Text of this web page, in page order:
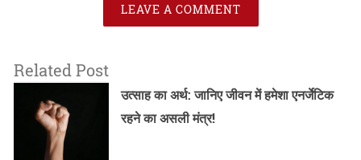
LEAVE A COMMENT
Related Post
उत्साह का अर्थ: जानिए जीवन में हमेशा एनर्जेटिक
रहने का असली मंत्र!